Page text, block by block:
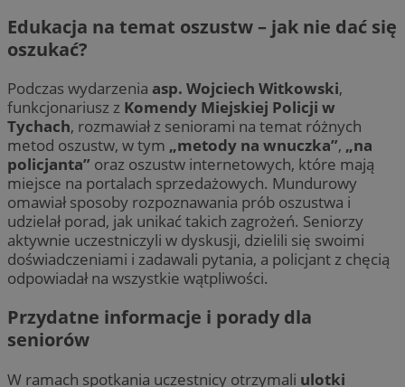
Edukacja na temat oszustw – jak nie dać się
oszukać?
Podczas wydarzenia asp. Wojciech Witkowski,
funkcjonariusz z Komendy Miejskiej Policji w
Tychach, rozmawiał z seniorami na temat różnych
metod oszustw, w tym „metody na wnuczka”, „na
policjanta” oraz oszustw internetowych, które mają
miejsce na portalach sprzedażowych. Mundurowy
omawiał sposoby rozpoznawania prób oszustwa i
udzielał porad, jak unikać takich zagrożeń. Seniorzy
aktywnie uczestniczyli w dyskusji, dzielili się swoimi
doświadczeniami i zadawali pytania, a policjant z chęcią
odpowiadał na wszystkie wątpliwości.
Przydatne informacje i porady dla
seniorów
W ramach spotkania uczestnicy otrzymali ulotki